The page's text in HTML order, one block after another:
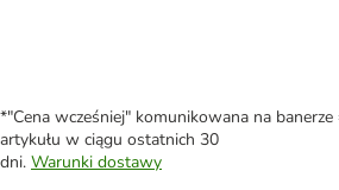
*"Cena wcześniej" komunikowana na
artykułu w ciągu ostatnich 30
dni. Warunki dostawy